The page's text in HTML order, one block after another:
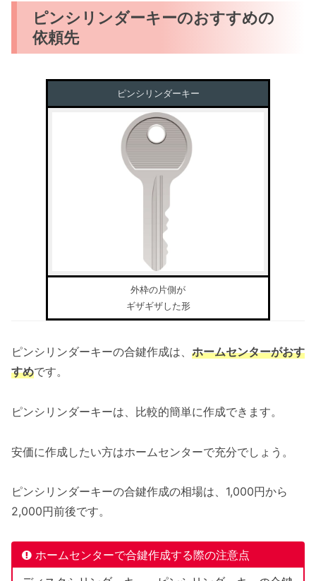
ピンシリンダーキーのおすすめの
依頼先
ピンシリンダーキー
外枠の片側が
ギザギザした形
ピンシリンダーキーの合鍵作成は、 ホームセンターがおす
すめです。
ピンシリンダーキーは、比較的簡単に作成できます。
安価に作成したい方はホームセンターで充分でしょう。
ピンシリンダーキーの合鍵作成の相場は、1,000円から
2,000円前後です。
ホームセンターで合鍵作成する際の注意点